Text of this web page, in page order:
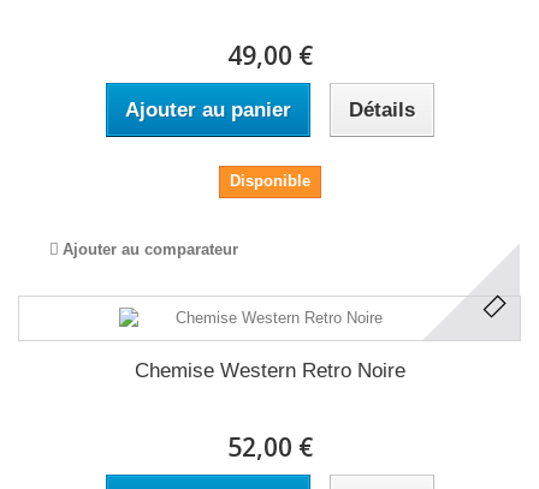
49,00 €
Ajouter au panier Détails
Disponible
Ajouter au comparateur
Chemise Western Retro Noire
52,00 €